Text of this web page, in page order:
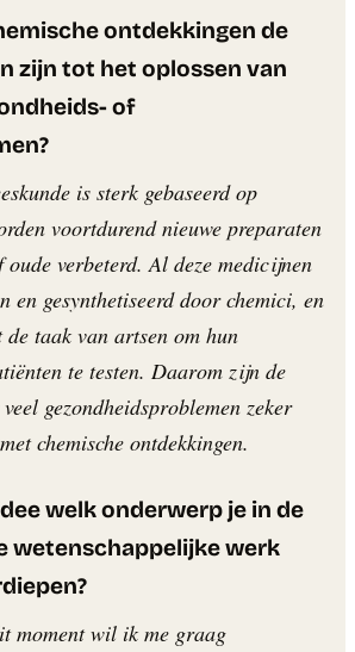
ontdekkingen de
zijn tot het oplossen van
of
is sterk gebaseerd op
voortdurend nieuwe preparaten
oude verbeterd. Al deze medicijnen
en gesynthetiseerd door chemici, en
taak van artsen om hun
te testen. Daarom zijn de
gezondheidsproblemen zeker
chemische ontdekkingen.
welk onderwerp je in de
wetenschappelijke werk
moment wil ik me graag